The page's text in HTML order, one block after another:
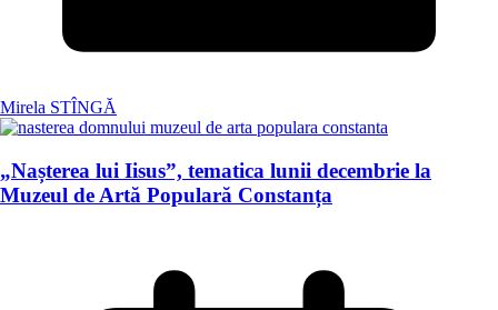
Mirela STÎNGĂ
„Nașterea lui Iisus”, tematica lunii decembrie la
Muzeul de Artă Populară Constanța